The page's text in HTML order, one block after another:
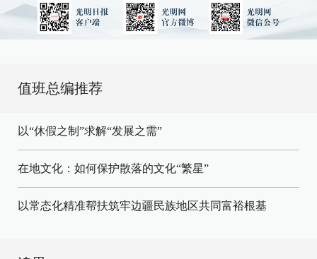
值班总编推荐
以“休假之制”求解“发展之需”
在地文化：如何保护散落的文化“繁星”
以常态化精准帮扶筑牢边疆民族地区共同富裕根基